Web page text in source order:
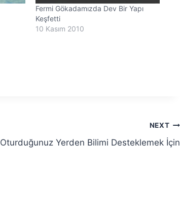
Fermi Gökadamızda Dev Bir Yapı
Keşfetti
10 Kasım 2010
NEXT
Oturduğunuz Yerden Bilimi Desteklemek İçin